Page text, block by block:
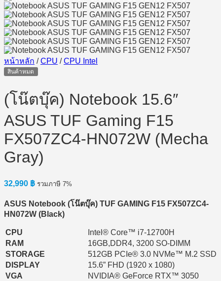
หน้าหลัก / CPU / CPU Intel
สินค้าหมด
(โน๊ตบุ๊ค) Notebook 15.6″
ASUS TUF Gaming F15
FX507ZC4-HN072W (Mecha
Gray)
32,990 ฿ รวมภาษี 7%
ASUS Notebook (โน๊ตบุ๊ค) TUF GAMING F15 FX507ZC4-
HN072W (Black)
CPU
Intel® Core™ i7-12700H
RAM
16GB,DDR4, 3200 SO-DIMM
STORAGE
512GB PCIe® 3.0 NVMe™ M.2 SSD
DISPLAY
15.6” FHD (1920 x 1080)
VGA
NVIDIA® GeForce RTX™ 3050